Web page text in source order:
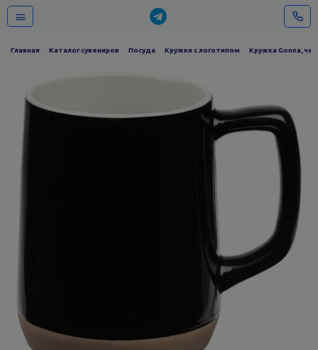
Главная Каталог сувениров Посуда Кружки с логотипом Кружка Gonna,